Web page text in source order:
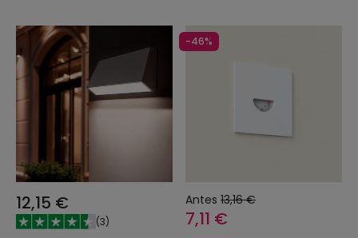
12,15 €
(3)
-46%
Antes 13,16 €
7,11 €